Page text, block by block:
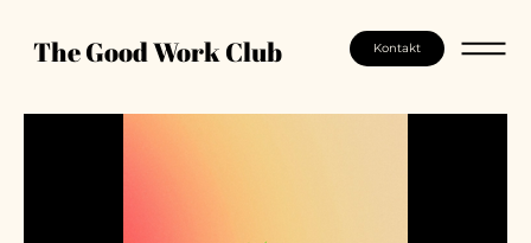
The Good Work Club Kontakt